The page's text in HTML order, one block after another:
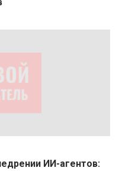
ИИ-агентов: